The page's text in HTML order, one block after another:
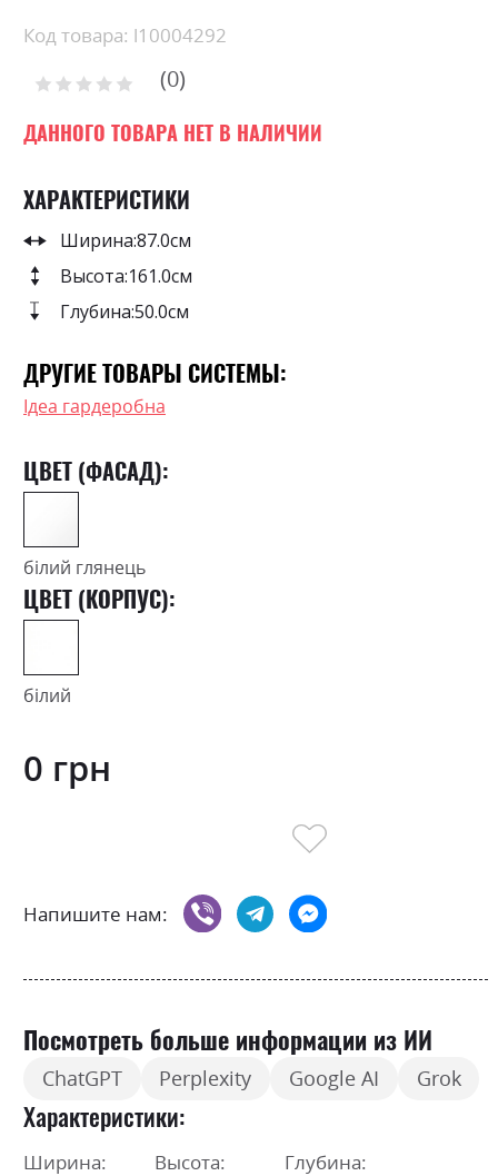
beginning
the
gallery
Код товара: l10004292
Рейтинг: 0
ДАННОГО ТОВАРА НЕТ В НАЛИЧИИ
ХАРАКТЕРИСТИКИ
Ширина:87.0см
Высота:161.0см
Глубина:50.0см
ДРУГИЕ ТОВАРЫ СИСТЕМЫ:
Ідеа гардеробна
ЦВЕТ (ФАСАД):
білий глянець
ЦВЕТ (КОРПУС):
білий
0 грн
Напишите нам:
Посмотреть больше информации из ИИ
ChatGPT Perplexity Google AI Grok
Характеристики
Ширина: Высота: Глубина: